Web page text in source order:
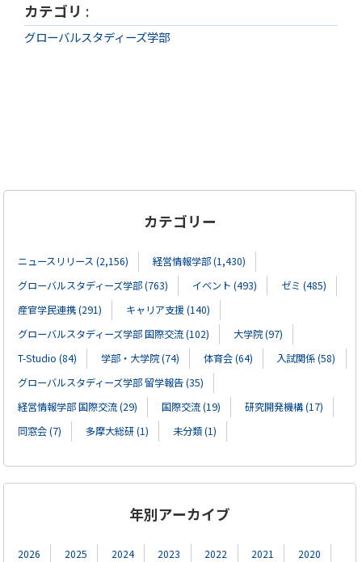
カテゴリ :
グローバルスタディーズ学部
カテゴリー
ニュースリリース (2,156)
経営情報学部 (1,430)
グローバルスタディーズ学部 (763)
イベント (493)
ゼミ (485)
産官学民連携 (291)
キャリア支援 (140)
グローバルスタディーズ学部 国際交流 (102)
大学院 (97)
T-Studio (84)
学部・大学院 (74) 体育会 (64)
入試関係 (58)
グローバルスタディーズ学部 留学報告 (35)
経営情報学部 国際交流 (29)
国際交流 (19)
研究開発機構 (17)
同窓会 (7)
多摩大総研 (1) 未分類 (1)
年別アーカイブ
2026 2025 2024 2023 2022 2021
2020